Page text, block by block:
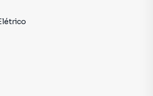
e agende uma visita.